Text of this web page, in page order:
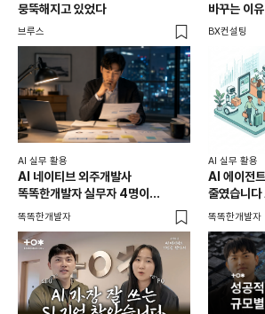
뭉뚝해지고 있었다
브루스
바꾸는 이유
BX컨설팅
AI 실무 활용
AI 네이티브 외주개발사
똑똑한개발자 실무자 4명이
공개하는 AX 워크플로우
똑똑한개발자
AI 실무 활용
AI 에이전
줄였습니다
도입 전략
똑똑한개발자